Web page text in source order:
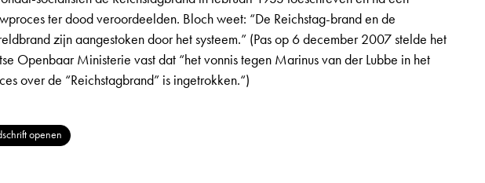
ter dood veroordeelden. Bloch weet: “De Reichstag-brand en de
zijn aangestoken door het systeem.” (Pas op 6 december 2007 stelde het
Openbaar Ministerie vast dat “het vonnis tegen Marinus van der Lubbe in het
over de “Reichstagbrand” is ingetrokken.“)
openen